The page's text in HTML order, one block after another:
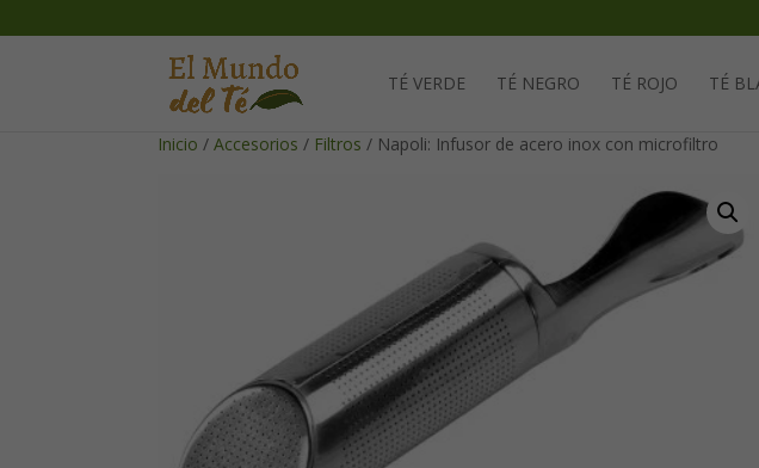
TÉ VERDE TÉ NEGRO TÉ ROJO TÉ
Inicio / Accesorios / Filtros / Napoli: Infusor de acero inox con microfiltro